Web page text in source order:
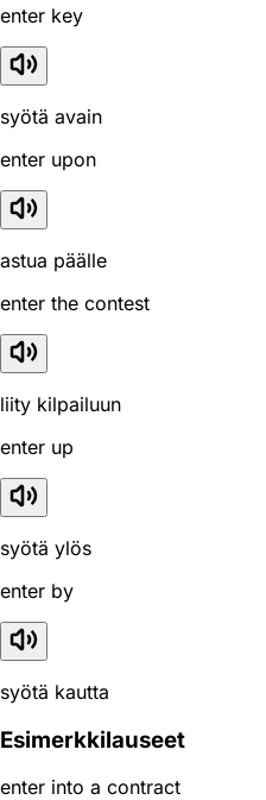
enter key
syötä avain
enter upon
astua päälle
enter the contest
liity kilpailuun
enter up
syötä ylös
enter by
syötä kautta
Esimerkkilauseet
enter into a contract